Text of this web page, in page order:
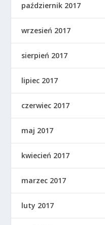
październik 2017
wrzesień 2017
sierpień 2017
lipiec 2017
czerwiec 2017
maj 2017
kwiecień 2017
marzec 2017
luty 2017